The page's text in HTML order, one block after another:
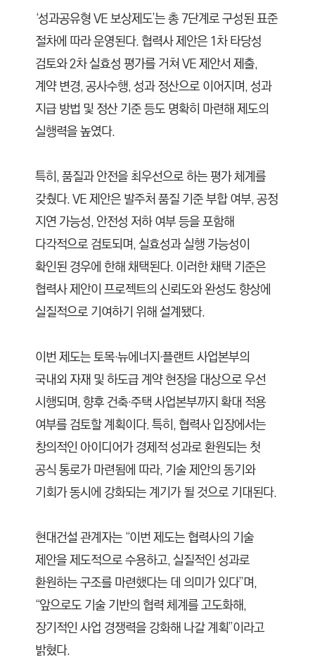
‘성과공유형 VE 보상제도’는 총 7단계로 구성된 표준
절차에 따라 운영된다. 협력사 제안은 1차 타당성
검토와 2차 실효성 평가를 거쳐 VE 제안서 제출,
계약 변경, 공사수행, 성과 정산으로 이어지며, 성과
지급 방법 및 정산 기준 등도 명확히 마련해 제도의
실행력을 높였다.
특히, 품질과 안전을 최우선으로 하는 평가 체계를
갖췄다. VE 제안은 발주처 품질 기준 부합 여부, 공정
지연 가능성, 안전성 저하 여부 등을 포함해
다각적으로 검토되며, 실효성과 실행 가능성이
확인된 경우에 한해 채택된다. 이러한 채택 기준은
협력사 제안이 프로젝트의 신뢰도와 완성도 향상에
실질적으로 기여하기 위해 설계됐다.
이번 제도는 토목·뉴에너지·플랜트 사업본부의
국내외 자재 및 하도급 계약 현장을 대상으로 우선
시행되며, 향후 건축·주택 사업본부까지 확대 적용
여부를 검토할 계획이다. 특히, 협력사 입장에서는
창의적인 아이디어가 경제적 성과로 환원되는 첫
공식 통로가 마련됨에 따라, 기술 제안의 동기와
기회가 동시에 강화되는 계기가 될 것으로 기대된다.
현대건설 관계자는 “이번 제도는 협력사의 기술
제안을 제도적으로 수용하고, 실질적인 성과로
환원하는 구조를 마련했다는 데 의미가 있다”며,
“앞으로도 기술 기반의 협력 체계를 고도화해,
장기적인 사업 경쟁력을 강화해 나갈 계획”이라고
밝혔다.